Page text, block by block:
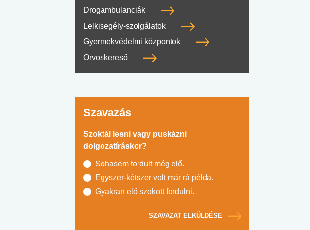
Drogambulanciák
Lelkisegély-szolgálatok
Gyermekvédelmi központok
Orvoskereső
Szavazás
Szoktál lesni vagy puskázni
dolgozatíráskor?
Sohasem fordult még elő.
Egyszer-kétszer volt már rá példa.
Gyakran elő szokott fordulni.
SZAVAZAT ELKÜLDÉSE